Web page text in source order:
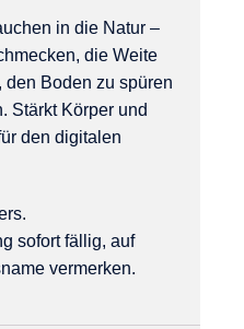
in die Natur –
die Weite
den Boden zu spüren
Stärkt Körper und
den digitalen
sofort fällig, auf
vermerken.